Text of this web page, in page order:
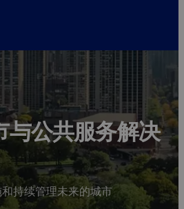
与公共服务解决
持续管理未来的城市